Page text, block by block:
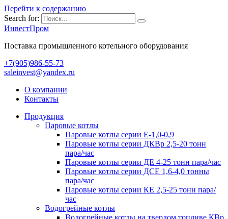
Перейти к содержанию
Search for:
ИнвестПром
Поставка промышленного котельного оборудования
+7(905)986-55-73
saleinvest@yandex.ru
О компании
Контакты
Продукция
Паровые котлы
Паровые котлы серии Е-1,0-0,9
Паровые котлы серии ДКВр 2,5-20 тонн
пара/час
Паровые котлы серии ДЕ 4-25 тонн пара/час
Паровые котлы серии ДСЕ 1,6-4,0 тонны
пара/час
Паровые котлы серии КЕ 2,5-25 тонн пара/
час
Водогрейные котлы
Водогрейные котлы на твердом топливе КВр